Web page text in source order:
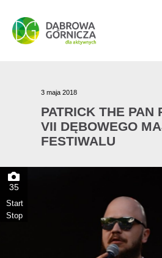
PRZEJDŹ DO MENU
PRZEJDŹ DO
PRZEJDŹ DO TREŚCI
3 maja 2018
PATRICK THE PAN
VII DĘBOWEGO
FESTIWALU
35
Start
Stop